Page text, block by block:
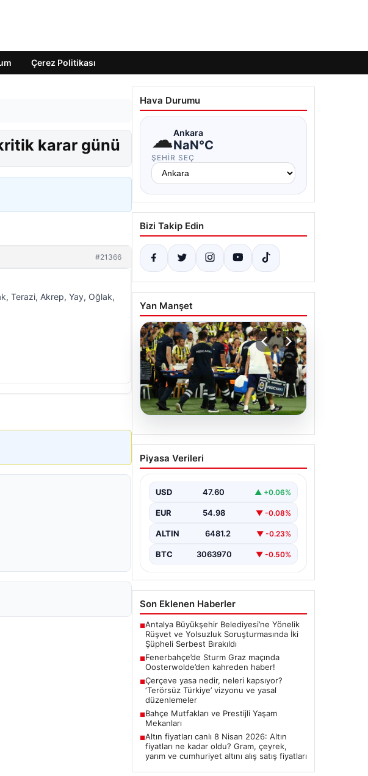
Çerez Politikası
karar günü
#21366
Terazi, Akrep, Yay, Oğlak,
Hava Durumu
☁Ankara
NaN°C
ŞEHIR SEÇ
Bizi Takip Edin
Yan Manşet
05.08.2026
Fenerbahçe’de Sturm
Graz maçında
kahreden haber!
Piyasa Verileri
USD 47.60 ▲ +0.06%
EUR 54.98 ▼ -0.08%
ALTIN 6481.2 ▼ -0.23%
BTC 3063970 ▼ -0.50%
Son Eklenen Haberler
■Antalya Büyükşehir Belediyesi’ne Yönelik
Rüşvet ve Yolsuzluk Soruşturmasında İki
Şüpheli Serbest Bırakıldı
■Fenerbahçe’de Sturm Graz maçında
Oosterwolde’den kahreden haber!
■Çerçeve yasa nedir, neleri kapsıyor?
‘Terörsüz Türkiye’ vizyonu ve yasal
düzenlemeler
■Bahçe Mutfakları ve Prestijli Yaşam
Mekanları
■Altın fiyatları canlı 8 Nisan 2026: Altın
fiyatları ne kadar oldu? Gram, çeyrek,
yarım ve cumhuriyet altını alış satış fiyatları